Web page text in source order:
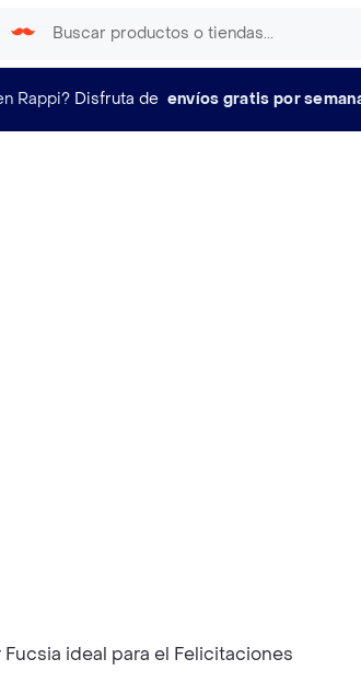
Rappi? Disfruta de envíos gratis por
ideal para el Felicitaciones